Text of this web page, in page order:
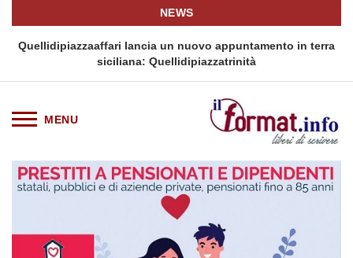
NEWS
Quellidipiazzaaffari lancia un nuovo appuntamento in terra
siciliana: Quellidipiazzatrinità